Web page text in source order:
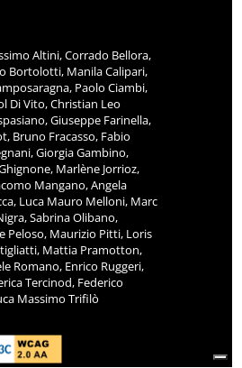
Altini, Corrado Bellora,
Bortolotti, Manila Calipari,
Paolo Ciambi,
Di Vito, Christian Leo
Giuseppe Farinella,
Bruno Fracasso, Fabio
Giorgia Gambino,
Marlène Jorrioz,
Mangano, Angela
Luca Mauro Melloni, Marc
Sabrina Olibano,
Peloso, Maurizio Pitti, Loris
Mattia Pramotton,
Romano, Enrico Ruggeri,
Tercinod, Federico
Massimo Trifilò